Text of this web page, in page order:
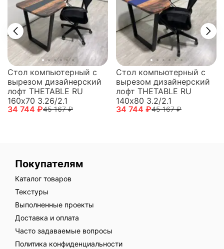
Стол компьютерный с
вырезом дизайнерский
лофт THETABLE RU
160х70 3.26/2.1
34 744 ₽45 167 ₽
Стол компьютерный с
вырезом дизайнерский
лофт THETABLE RU
140х80 3.2/2.1
34 744 ₽45 167 ₽
Покупателям
Каталог товаров
Текстуры
Выполненные проекты
Доставка и оплата
Часто задаваемые вопросы
Политика конфиденциальности